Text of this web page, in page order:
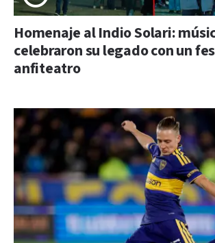
Homenaje al Indio Solari:
celebraron su legado con un
anfiteatro